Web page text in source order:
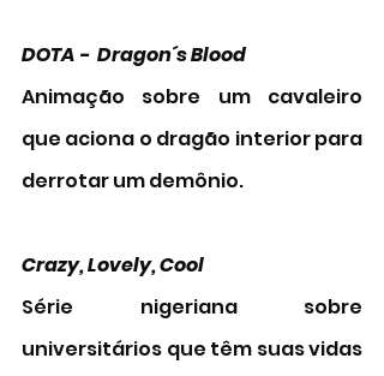
DOTA -  Dragon´s Blood
Animação sobre um cavaleiro
que aciona o dragão interior para
derrotar um demônio.
Crazy, Lovely, Cool
Série nigeriana sobre
universitários que têm suas vidas